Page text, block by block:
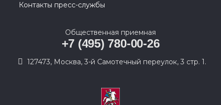
Контакты пресс-службы
Общественная приемная
+7 (495) 780-00-26
127473, Москва, 3-й Самотечный переулок, 3 стр. 1.